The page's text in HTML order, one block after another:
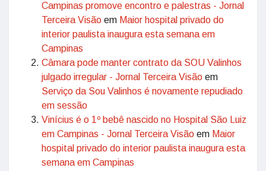
Campinas promove encontro e palestras - Jornal
Terceira Visão em Maior hospital privado do
interior paulista inaugura esta semana em
Campinas
Câmara pode manter contrato da SOU Valinhos
julgado irregular - Jornal Terceira Visão em
Serviço da Sou Valinhos é novamente repudiado
em sessão
Vinícius é o 1º bebê nascido no Hospital São Luiz
em Campinas - Jornal Terceira Visão em Maior
hospital privado do interior paulista inaugura esta
semana em Campinas